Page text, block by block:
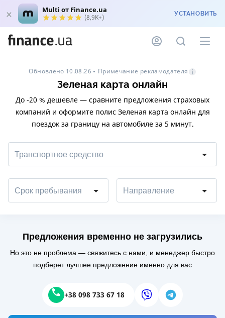
Multi от Finance.ua
(8,9K+) УСТАНОВИТЬ
Обновлено 10.08.26 Примечание рекламодателя
Зеленая карта онлайн
До -20 % дешевле — сравните предложения страховых
компаний и оформите полис Зеленая карта онлайн для
поездок за границу на автомобиле за 5 минут.
Транспортное средство
Срок пребывания Направление
Предложения временно не загрузились
Но это не проблема — свяжитесь с нами, и менеджер быстро
подберет лучшее предложение именно для вас
+38 098 733 67 18